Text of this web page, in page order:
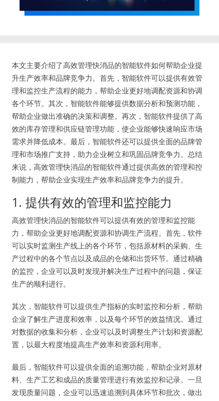
本文主要介绍了高效管理快消品的智能软件如何帮助企业提
升生产效率和品牌竞争力。首先，智能软件可以提供有效管
理和监控生产流程的能力，帮助企业更好地调配资源和协调
各个环节。其次，智能软件能够提供数据分析和预测功能，
帮助企业做出准确的决策和调整。再次，智能软件提供了高
效的库存管理和供应链管理功能，使企业能够快速响应市场
需求并降低成本。最后，智能软件还可以提供全面的品牌管
理和市场推广支持，助力企业树立和巩固品牌竞争力。总结
来说，高效管理快消品的智能软件通过提供高效的管理和控
制能力，帮助企业实现生产效率和品牌竞争力的提升。
1. 提供有效的管理和监控能力
高效管理快消品的智能软件可以提供有效的管理和监控能
力，帮助企业更好地调配资源和协调生产流程。首先，软件
可以实时监测生产线上的各个环节，包括原材料的采购、生
产过程中的各个节点以及成品的仓储和出货环节。通过精确
的监控，企业可以及时发现并解决生产过程中的问题，保证
生产的顺利进行。
其次，智能软件可以提供生产指标的实时监控和分析，帮助
企业了解生产进度和效率，以及每个环节的效益情况。通过
对数据的收集和分析，企业可以及时调整生产计划和资源配
置，以最大程度地提高生产效率和资源利用率。
最后，智能软件可以提供全面的追溯功能，帮助企业对原材
料、生产工艺和成品的质量管理进行有效监控和记录。一旦
发现质量问题，企业可以迅速追溯到具体环节和批次，做出